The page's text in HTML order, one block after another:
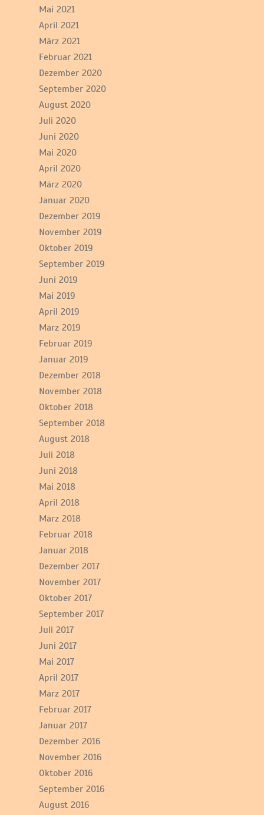
Mai 2021
April 2021
März 2021
Februar 2021
Dezember 2020
September 2020
August 2020
Juli 2020
Juni 2020
Mai 2020
April 2020
März 2020
Januar 2020
Dezember 2019
November 2019
Oktober 2019
September 2019
Juni 2019
Mai 2019
April 2019
März 2019
Februar 2019
Januar 2019
Dezember 2018
November 2018
Oktober 2018
September 2018
August 2018
Juli 2018
Juni 2018
Mai 2018
April 2018
März 2018
Februar 2018
Januar 2018
Dezember 2017
November 2017
Oktober 2017
September 2017
Juli 2017
Juni 2017
Mai 2017
April 2017
März 2017
Februar 2017
Januar 2017
Dezember 2016
November 2016
Oktober 2016
September 2016
August 2016